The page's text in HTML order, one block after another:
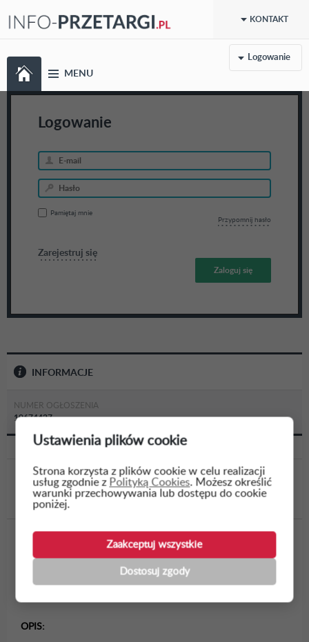
KONTAKT
MENU
Logowanie
Ustawienia plików cookie
Strona korzysta z plików cookie w celu realizacji
usług zgodnie z Polityką Cookies. Możesz określić
warunki przechowywania lub dostępu do cookie
poniżej.
Zaakceptuj wszystkie
Dostosuj zgody
Logowanie
Pamiętaj mnie
Przypomnij hasło
Zarejestruj się
INFORMACJE
NUMER OGŁOSZENIA
10674427
WSTECZ
P - wykonanie projektów; Oddział Gdańsk;
Oddział Gdańsk - 2602257-Budowa linii
kablowej SN-Budowa stacji transformatorowej-
OPIS: